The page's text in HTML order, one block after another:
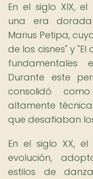
En el siglo XIX,
una era
Marius Petipa,
de los cisnes" y
fundamentales
Durante este
consolidó
altamente
que desafiaban
En el siglo XX,
evolución,
estilos de